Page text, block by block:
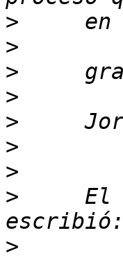
>
>
>
>
>
>
>
>
El
>